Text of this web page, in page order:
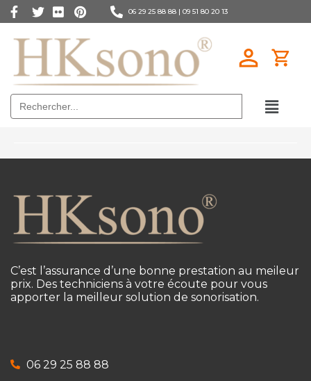
06 29 25 88 88 | 09 51 80 20 13
Search
for:
C’est l’assurance d’une bonne prestation au meileur
prix. Des techniciens à votre écoute pour vous
apporter la meilleur solution de sonorisation.
06 29 25 88 88